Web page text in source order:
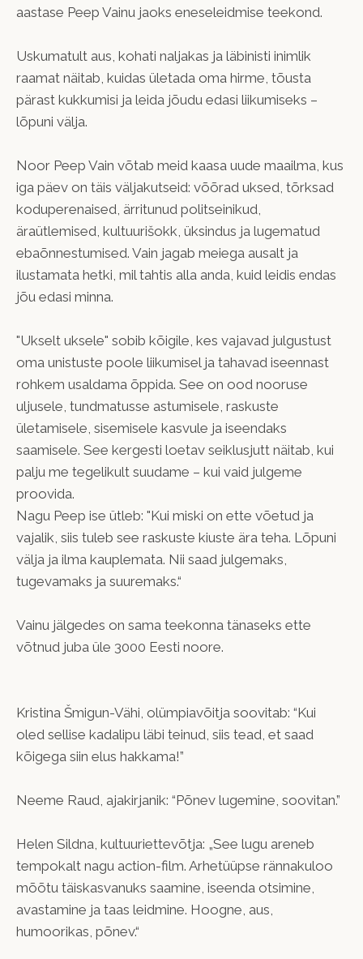
aastase Peep Vainu jaoks eneseleidmise teekond.
Uskumatult aus, kohati naljakas ja läbinisti inimlik
raamat näitab, kuidas ületada oma hirme, tõusta
pärast kukkumisi ja leida jõudu edasi liikumiseks –
lõpuni välja.
Noor Peep Vain võtab meid kaasa uude maailma, kus
iga päev on täis väljakutseid: võõrad uksed, tõrksad
koduperenaised, ärritunud politseinikud,
äraütlemised, kultuurišokk, üksindus ja lugematud
ebaõnnestumised. Vain jagab meiega ausalt ja
ilustamata hetki, mil tahtis alla anda, kuid leidis endas
jõu edasi minna.
"Ukselt uksele" sobib kõigile, kes vajavad julgustust
oma unistuste poole liikumisel ja tahavad iseennast
rohkem usaldama õppida. See on ood nooruse
uljusele, tundmatusse astumisele, raskuste
ületamisele, sisemisele kasvule ja iseendaks
saamisele. See kergesti loetav seiklusjutt näitab, kui
palju me tegelikult suudame – kui vaid julgeme
proovida.
Nagu Peep ise ütleb: "Kui miski on ette võetud ja
vajalik, siis tuleb see raskuste kiuste ära teha. Lõpuni
välja ja ilma kauplemata. Nii saad julgemaks,
tugevamaks ja suuremaks.“
Vainu jälgedes on sama teekonna tänaseks ette
võtnud juba üle 3000 Eesti noore.
Kristina Šmigun-Vähi, olümpiavõitja soovitab: “Kui
oled sellise kadalipu läbi teinud, siis tead, et saad
kõigega siin elus hakkama!”
Neeme Raud, ajakirjanik: “Põnev lugemine, soovitan.”
Helen Sildna, kultuuriettevõtja: „See lugu areneb
tempokalt nagu action-film. Arhetüüpse rännakuloo
mõõtu täiskasvanuks saamine, iseenda otsimine,
avastamine ja taas leidmine. Hoogne, aus,
humoorikas, põnev.“